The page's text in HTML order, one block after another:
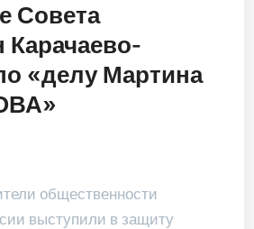
Совета
Карачаево-
«делу Мартина
общественности
выступили в защиту